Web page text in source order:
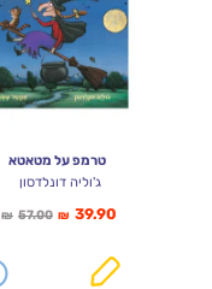
טרמפ על מטאטא
ג'וליה דונלדסון
₪ 57.00המחיר
₪57.00.
₪ 39.90
הוא: